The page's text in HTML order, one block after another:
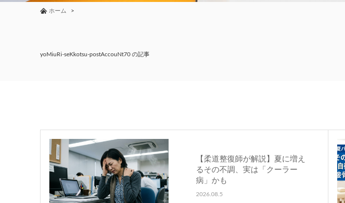
ホーム
yoMiuRi-seKkotsu-postAccouNt70 の記事
【柔道整復師が解説】夏に増え
るその不調、実は「クーラー
病」かも
2026.08.5